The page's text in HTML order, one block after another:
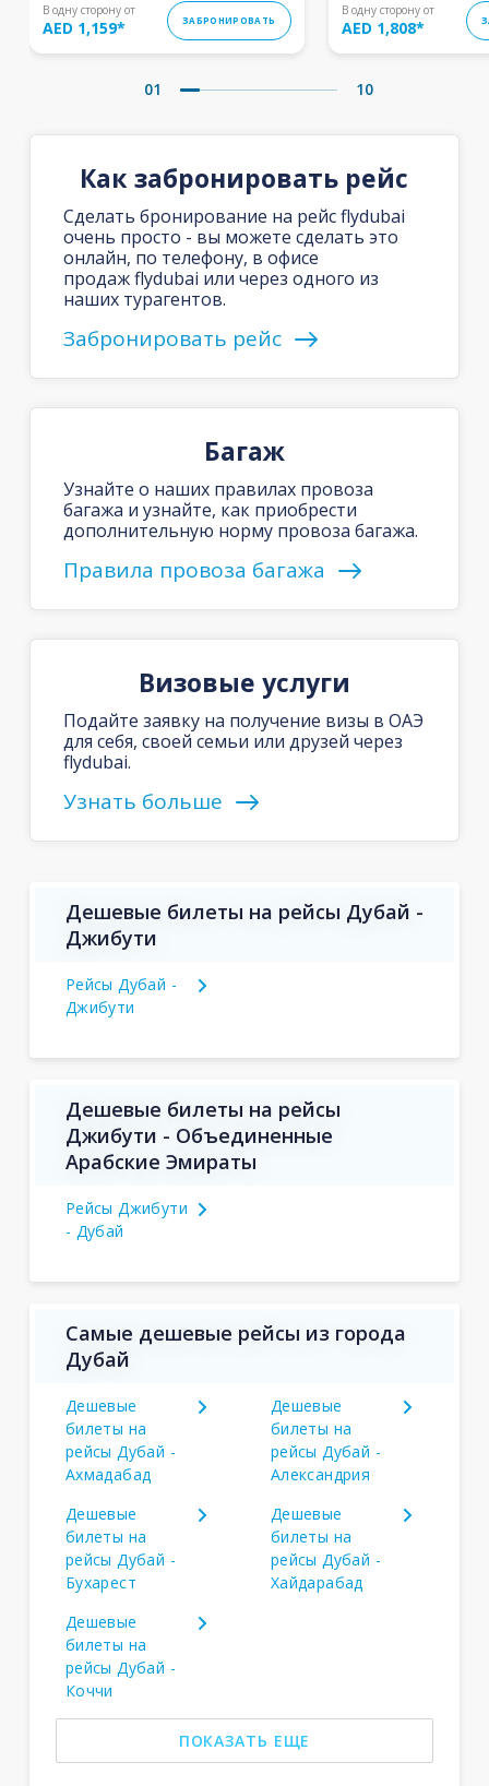
В одну сторону от
AED 1,159* ЗАБРОНИРОВАТЬ
В одну сторону от
AED 1,808*
01 10
Как забронировать рейс
Сделать бронирование на рейс flydubai
очень просто - вы можете сделать это
онлайн, по телефону, в офисе
продаж flydubai или через одного из
наших турагентов.
Забронировать рейс
Багаж
Узнайте о наших правилах провоза
багажа и узнайте, как приобрести
дополнительную норму провоза багажа.
Правила провоза багажа
Визовые услуги
Подайте заявку на получение визы в ОАЭ
для себя, своей семьи или друзей через
flydubai.
Узнать больше
Дешевые билеты на рейсы Дубай -
Джибути
Рейсы Дубай -
Джибути
Дешевые билеты на рейсы
Джибути - Объединенные
Арабские Эмираты
Рейсы Джибути
- Дубай
Самые дешевые рейсы из города
Дубай
Дешевые
билеты на
рейсы Дубай -
Ахмадабад
Дешевые
билеты на
рейсы Дубай -
Александрия
Дешевые
билеты на
рейсы Дубай -
Бухарест
Дешевые
билеты на
рейсы Дубай -
Хайдарабад
Дешевые
билеты на
рейсы Дубай -
Коччи
ПОКАЗАТЬ ЕЩЕ